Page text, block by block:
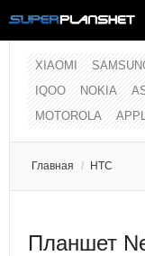
XIAOMI
IQOO
NOKIA
MOTOROLA
Главная / HTC
Планшет